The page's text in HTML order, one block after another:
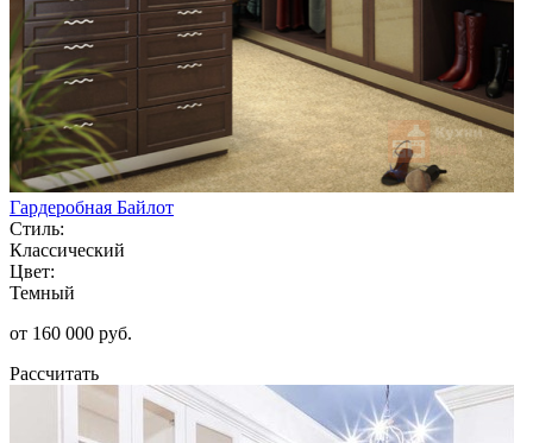
Гардеробная Байлот
Стиль:
Классический
Цвет:
Темный
от 160 000 руб.
Рассчитать